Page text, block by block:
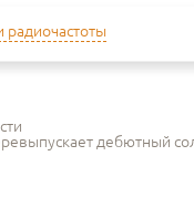
дебютный